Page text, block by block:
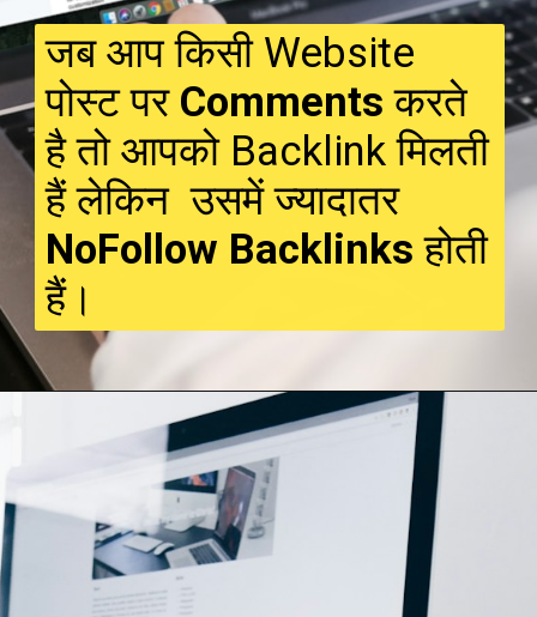
जब आप किसी Website
पोस्ट पर Comments करते
है तो आपको Backlink मिलती
हैं लेकिन उसमें ज्यादातर
NoFollow Backlinks होती
हैं।